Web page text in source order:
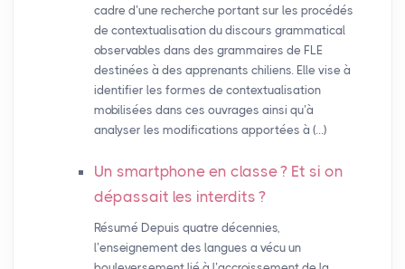
cadre d’une recherche portant sur les procédés
de contextualisation du discours grammatical
observables dans des grammaires de FLE
destinées à des apprenants chiliens. Elle vise à
identifier les formes de contextualisation
mobilisées dans ces ouvrages ainsi qu’à
analyser les modifications apportées à (…)
Un smartphone en classe? Et si on
dépassait les interdits ?
Résumé Depuis quatre décennies,
l’enseignement des langues a vécu un